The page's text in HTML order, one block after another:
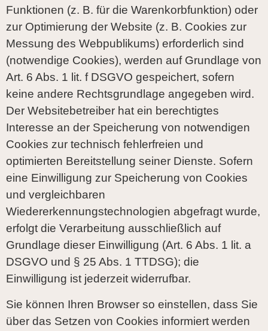
Funktionen (z. B. für die Warenkorbfunktion) oder
zur Optimierung der Website (z. B. Cookies zur
Messung des Webpublikums) erforderlich sind
(notwendige Cookies), werden auf Grundlage von
Art. 6 Abs. 1 lit. f DSGVO gespeichert, sofern
keine andere Rechtsgrundlage angegeben wird.
Der Websitebetreiber hat ein berechtigtes
Interesse an der Speicherung von notwendigen
Cookies zur technisch fehlerfreien und
optimierten Bereitstellung seiner Dienste. Sofern
eine Einwilligung zur Speicherung von Cookies
und vergleichbaren
Wiedererkennungstechnologien abgefragt wurde,
erfolgt die Verarbeitung ausschließlich auf
Grundlage dieser Einwilligung (Art. 6 Abs. 1 lit. a
DSGVO und § 25 Abs. 1 TTDSG); die
Einwilligung ist jederzeit widerrufbar.
Sie können Ihren Browser so einstellen, dass Sie
über das Setzen von Cookies informiert werden